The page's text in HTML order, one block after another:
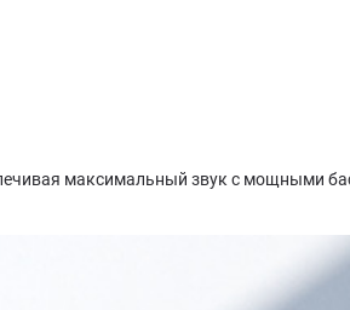
максимальный звук с мощными